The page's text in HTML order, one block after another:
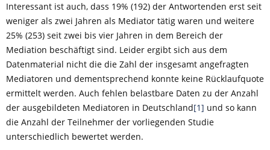
Interessant ist auch, dass 19% (192) der Antwortenden erst seit
weniger als zwei Jahren als Mediator tätig waren und weitere
25% (253) seit zwei bis vier Jahren in dem Bereich der
Mediation beschäftigt sind. Leider ergibt sich aus dem
Datenmaterial nicht die die Zahl der insgesamt angefragten
Mediatoren und dementsprechend konnte keine Rücklaufquote
ermittelt werden. Auch fehlen belastbare Daten zu der Anzahl
der ausgebildeten Mediatoren in Deutschland[1] und so kann
die Anzahl der Teilnehmer der vorliegenden Studie
unterschiedlich bewertet werden.